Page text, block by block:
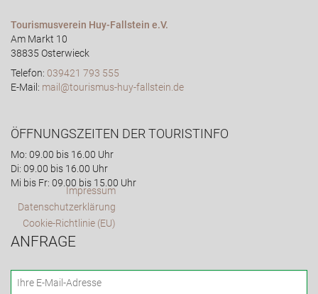
Tourismusverein Huy-Fallstein e.V.
Am Markt 10
38835 Osterwieck
Telefon: 039421 793 555
E-Mail: mail@tourismus-huy-fallstein.de
ÖFFNUNGSZEITEN DER TOURISTINFO
Mo: 09.00 bis 16.00 Uhr
Di: 09.00 bis 16.00 Uhr
Mi bis Fr: 09.00 bis 15.00 Uhr
Impressum
Datenschutzerklärung
Cookie-Richtlinie (EU)
ANFRAGE